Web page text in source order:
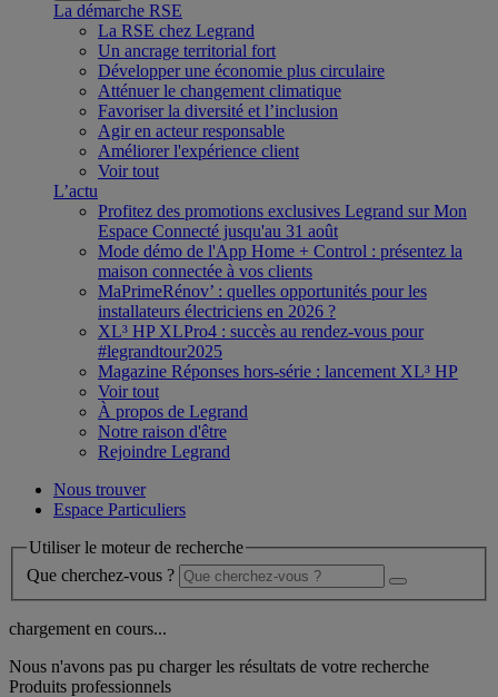
La démarche RSE
La RSE chez Legrand
Un ancrage territorial fort
Développer une économie plus circulaire
Atténuer le changement climatique
Favoriser la diversité et l’inclusion
Agir en acteur responsable
Améliorer l'expérience client
Voir tout
L’actu
Profitez des promotions exclusives Legrand sur Mon
Espace Connecté jusqu'au 31 août
Mode démo de l'App Home + Control : présentez la
maison connectée à vos clients
MaPrimeRénov’ : quelles opportunités pour les
installateurs électriciens en 2026 ?
XL³ HP XLPro4 : succès au rendez-vous pour
#legrandtour2025
Magazine Réponses hors-série : lancement XL³ HP
Voir tout
À propos de Legrand
Notre raison d'être
Rejoindre Legrand
Nous trouver
Espace Particuliers
Utiliser le moteur de recherche
Que cherchez-vous ?
chargement en cours...
Nous n'avons pas pu charger les résultats de votre recherche
Produits professionnels